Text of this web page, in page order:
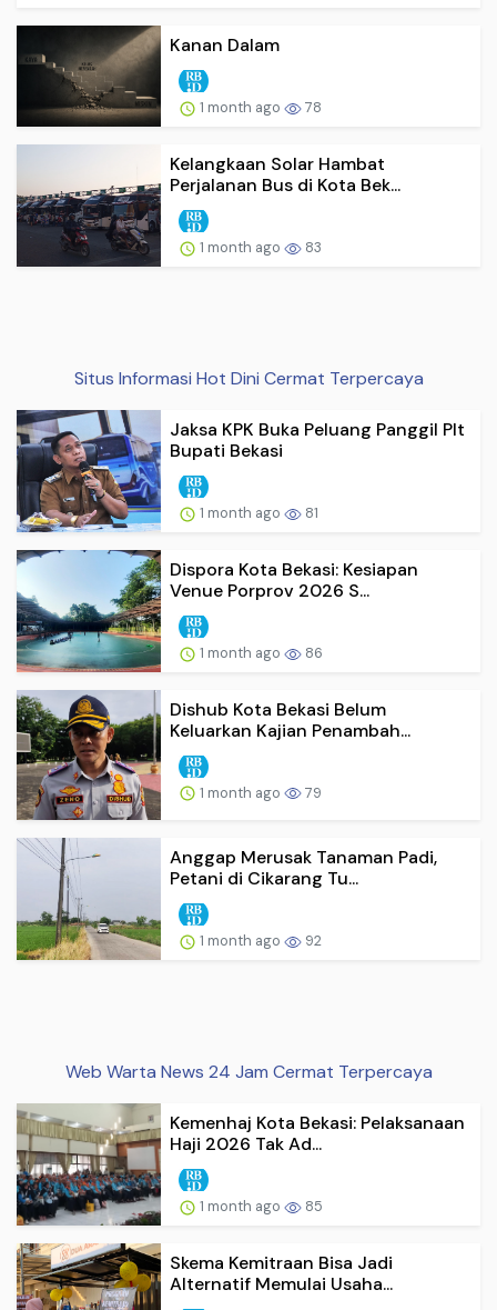
Kanan Dalam
1 month ago 78
Kelangkaan Solar Hambat
Perjalanan Bus di Kota Bek...
1 month ago 83
Situs Informasi Hot Dini Cermat Terpercaya
Jaksa KPK Buka Peluang Panggil Plt
Bupati Bekasi
1 month ago 81
Dispora Kota Bekasi: Kesiapan
Venue Porprov 2026 S...
1 month ago 86
Dishub Kota Bekasi Belum
Keluarkan Kajian Penambah...
1 month ago 79
Anggap Merusak Tanaman Padi,
Petani di Cikarang Tu...
1 month ago 92
Web Warta News 24 Jam Cermat Terpercaya
Kemenhaj Kota Bekasi: Pelaksanaan
Haji 2026 Tak Ad...
1 month ago 85
Skema Kemitraan Bisa Jadi
Alternatif Memulai Usaha...